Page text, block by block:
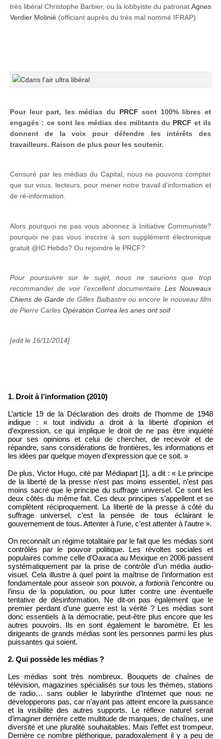
très libéral Christophe Barbier, ou la lobbyiste du patronat Agnes
Verdier Molinié (officiant auprès du très mal nommé IFRAP)
Pour leur part, les médias du PRCF sont 100% libres et
engagés : ce sont les médias des militants du PRCF et ils
donnent de la voix pour défendre les intérêts des
travailleurs. Raison de plus pour les soutenir.
Censuré par les médias du Capital, nous ne pouvons compter
que sur vous, lecteurs, pour mener notre travail d’information et
de ré-information.
Alors pourquoi ne pas vous abonnez à Initiative Communiste?
pourquoi ne pas vous inscrire à son supplément électronique
gratuit @IC Hebdo? Ou rejoindre le PRCF?
Pour poursuivre sur le sujet, nous ne saurions que trop
recommander de voir l’excellent documentaire Les Nouveaux
Chiens de Gardede Gilles Balbastre ou encore le nouveau film
de Pierre Carles Opération Correa les anes ont soif
[edit le 16/11/2014]
1. Droit à l’information (2010)
L’article 19 de la Déclaration des droits de l’homme de 1948
indique : « tout individu a droit à la liberté d’opinion et
d’expression, ce qui implique le droit de ne pas être inquiété
pour ses opinions et celui de chercher, de recevoir et de
répandre, sans considérations de frontières, les informations et
les idées par quelque moyen d’expression que ce soit. »
De plus, Victor Hugo, cité par Médiapart [1], a dit : « Le principe
de la liberté de la presse n’est pas moins essentiel, n’est pas
moins sacré que le principe du suffrage universel. Ce sont les
deux côtés du même fait. Ces deux principes s’appellent et se
complètent réciproquement. La liberté de la presse à côté du
suffrage universel, c’est la pensée de tous éclairant le
gouvernement de tous. Attenter à l’une, c’est attenter à l’autre ».
On reconnaît un régime totalitaire par le fait que les médias sont
contrôlés par le pouvoir politique. Les révoltes sociales et
populaires comme celle d’Oaxaca au Mexique en 2006 passent
systématiquement par la prise de contrôle d’un média audio-
visuel. Cela illustre à quel point la maîtrise de l’information est
fondamentale pour asseoir son pouvoir, a fortiorià l’encontre ou
l’insu de la population, ou pour lutter contre une éventuelle
tentative de désinformation. Ne dit-on pas également que le
premier perdant d’une guerre est la vérité ? Les médias sont
donc essentiels à la démocratie, peut-être plus encore que les
autres pouvoirs. Ils en sont également le baromètre. Et les
dirigeants de grands médias sont les personnes parmi les plus
puissantes qui soient.
2. Qui possède les médias ?
Les médias sont très nombreux. Bouquets de chaînes de
télévision, magazines spécialisés sur tous les thèmes, stations
de radio… sans oublier le labyrinthe d’Internet que nous ne
développerons pas, car n’ayant pas atteint encore la puissance
et la visibilité des autres supports. Le réflexe naturel serait
d’imaginer derrière cette multitude de marques, de chaînes, une
diversité et une pluralité souhaitables. Mais l’effet est trompeur.
Derrière ce nombre pléthorique, paradoxalement il y a peu de